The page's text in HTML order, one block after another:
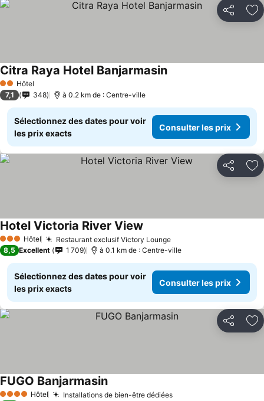
Partager
2 Étoiles
Hôtel
Citra Raya Hotel Banjarmasin
7,1 348 à 0.2 km de : Centre-ville
Sélectionnez des dates pour voir
les prix exacts
Consulter les prix
Partager
3 ÉtoilesHôtel Restaurant exclusif Victory Lounge
Hotel Victoria River View
8,5 Excellent 1 709 à 0.1 km de : Centre-ville
Sélectionnez des dates pour voir
les prix exacts
Consulter les prix
Partager
4 Étoiles Hôtel Installations de bien-être dédiées
FUGO Banjarmasin